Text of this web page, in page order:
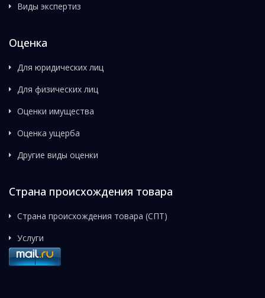
Виды экспертиз
Оценка
Для юридических лиц
Для физических лиц
Оценки имущества
Оценка ущерба
Другие виды оценки
Страна происхождения товара
Страна происхождения товара (СПТ)
Услуги